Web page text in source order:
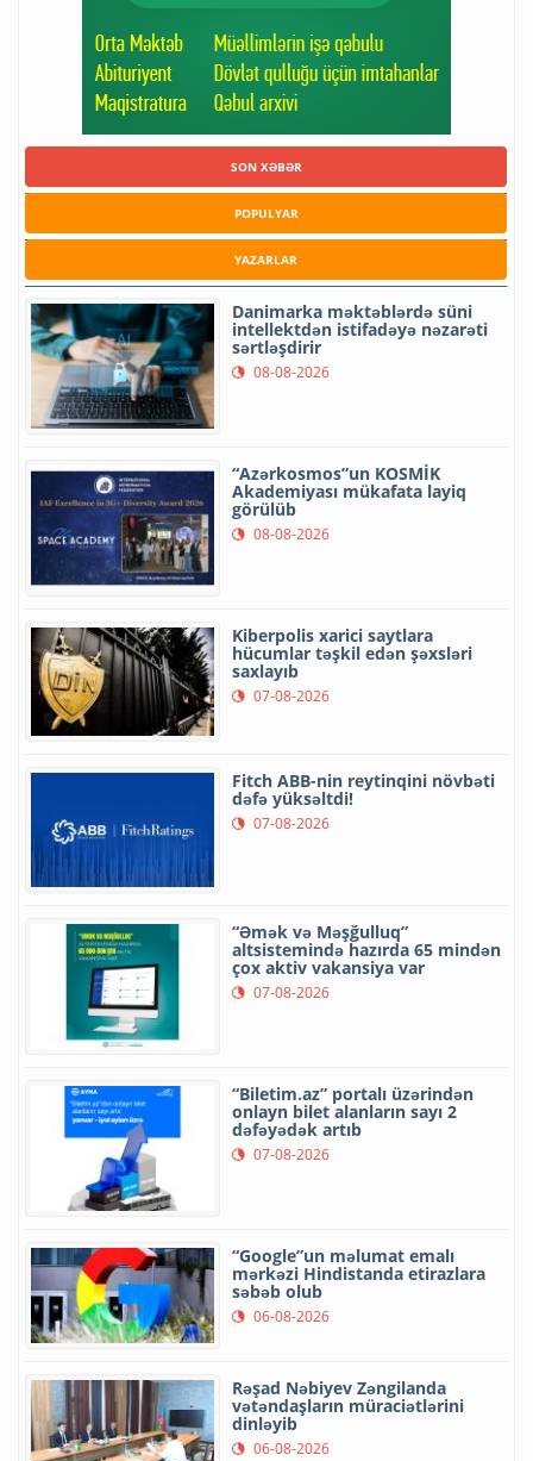
SON XƏBƏR
POPULYAR
YAZARLAR
Danimarka məktəblərdə süni
intellektdən istifadəyə nəzarəti
sərtləşdirir
08-08-2026
“Azərkosmos”un KOSMİK
Akademiyası mükafata layiq
görülüb
08-08-2026
Kiberpolis xarici saytlara
hücumlar təşkil edən şəxsləri
saxlayıb
07-08-2026
Fitch ABB-nin reytinqini növbəti
dəfə yüksəltdi!
07-08-2026
“Əmək və Məşğulluq”
altsistemində hazırda 65 mindən
çox aktiv vakansiya var
07-08-2026
“Biletim.az” portalı üzərindən
onlayn bilet alanların sayı 2
dəfəyədək artıb
07-08-2026
“Google”un məlumat emalı
mərkəzi Hindistanda etirazlara
səbəb olub
06-08-2026
Rəşad Nəbiyev Zəngilanda
vətəndaşların müraciətlərini
dinləyib
06-08-2026